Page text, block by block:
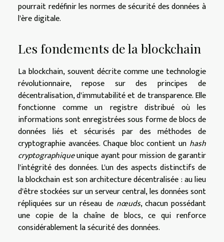
pourrait redéfinir les normes de sécurité des données à
l'ère digitale.
Les fondements de la blockchain
La blockchain, souvent décrite comme une technologie
révolutionnaire, repose sur des principes de
décentralisation, d'immutabilité et de transparence. Elle
fonctionne comme un registre distribué où les
informations sont enregistrées sous forme de blocs de
données liés et sécurisés par des méthodes de
cryptographie avancées. Chaque bloc contient un hash
cryptographiqueunique ayant pour mission de garantir
l'intégrité des données. L'un des aspects distinctifs de
la blockchain est son architecture décentralisée : au lieu
d'être stockées sur un serveur central, les données sont
répliquées sur un réseau de nœuds, chacun possédant
une copie de la chaîne de blocs, ce qui renforce
considérablement la sécurité des données.